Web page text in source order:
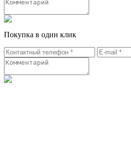
Покупка в один клик